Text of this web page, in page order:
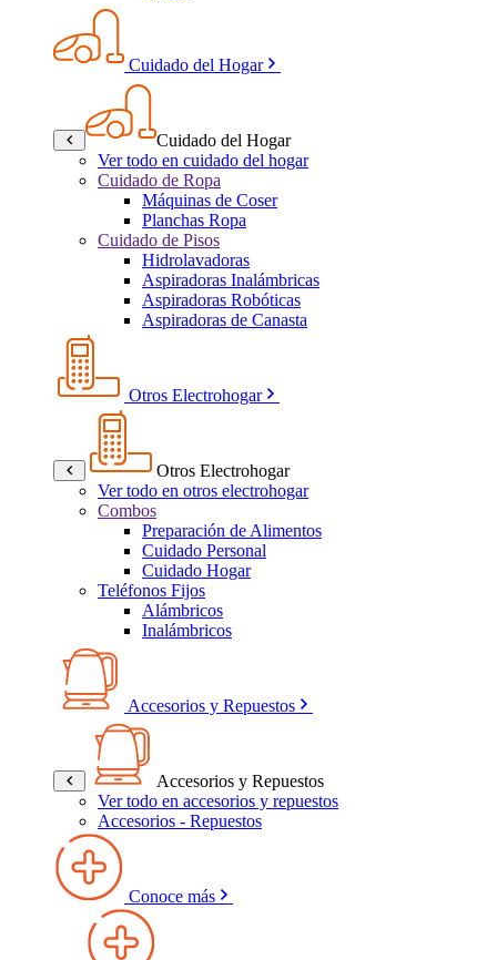
Cuidado del Hogar
Cuidado del Hogar
Ver todo en cuidado del hogar
Cuidado de Ropa
Máquinas de Coser
Planchas Ropa
Cuidado de Pisos
Hidrolavadoras
Aspiradoras Inalámbricas
Aspiradoras Robóticas
Aspiradoras de Canasta
Otros Electrohogar
Otros Electrohogar
Ver todo en otros electrohogar
Combos
Preparación de Alimentos
Cuidado Personal
Cuidado Hogar
Teléfonos Fijos
Alámbricos
Inalámbricos
Accesorios y Repuestos
Accesorios y Repuestos
Ver todo en accesorios y repuestos
Accesorios - Repuestos
Conoce más